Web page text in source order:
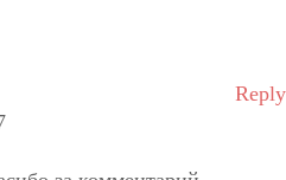
Reply